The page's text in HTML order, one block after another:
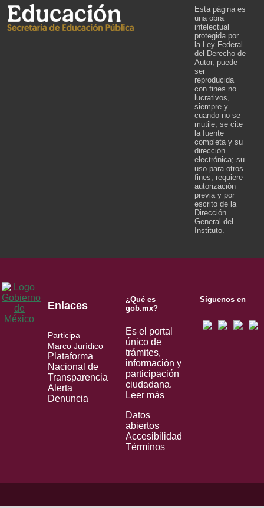
Esta página es
una obra
intelectual
protegida por
la Ley Federal
del Derecho de
Autor, puede
ser
reproducida
con fines no
lucrativos,
siempre y
cuando no se
mutile, se cite
la fuente
completa y su
dirección
electrónica; su
uso para otros
fines, requiere
autorización
previa y por
escrito de la
Dirección
General del
Instituto.
Enlaces
Participa
Marco Jurídico
Plataforma
Nacional de
Transparencia
Alerta
Denuncia
¿Qué es
gob.mx?
Es el portal
único de
trámites,
información y
participación
ciudadana.
Leer más
Datos
abiertos
Accesibilidad
Términos
Síguenos en